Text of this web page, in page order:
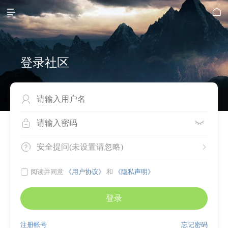
 
登录社区

 
 
安全提问(未设置请忽略)
 阅读并同意 《用户协议》 和 《隐私声明》
登录
忘记密码
注册帐号